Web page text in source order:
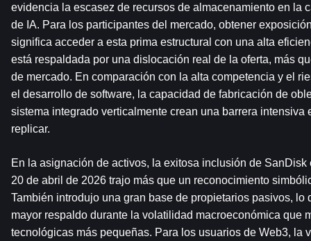
evidencia la escasez de recursos de almacenamiento en la
de IA. Para los participantes del mercado, obtener
significa acceder a esta prima estructural con una alta
está respaldada por una dislocación real de la oferta, más
de mercado. En comparación con la alta competencia y el
el desarrollo de software, la capacidad de fabricación de
sistema integrado verticalmente crean una barrera intensiva
replicar.
En la asignación de activos, la exitosa inclusión de
20 de abril de 2026 trajo más que un reconocimiento
También introdujo una gran base de propietarios pasivos, lo
mayor respaldo durante la volatilidad macroeconómica que
tecnológicas más pequeñas. Para los usuarios de Web3, la